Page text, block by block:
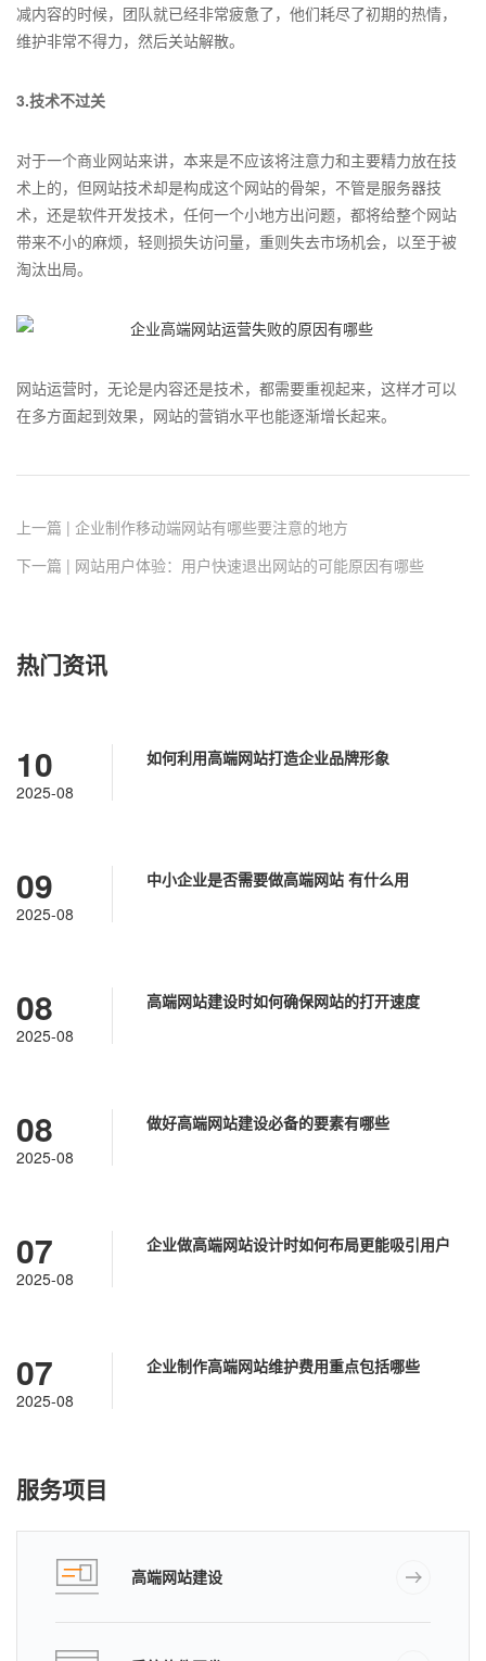
减内容的时候，团队就已经非常疲惫了，他们耗尽了初期的热情，
维护非常不得力，然后关站解散。
3.技术不过关
对于一个商业网站来讲，本来是不应该将注意力和主要精力放在技
术上的，但网站技术却是构成这个网站的骨架，不管是服务器技
术，还是软件开发技术，任何一个小地方出问题，都将给整个网站
带来不小的麻烦，轻则损失访问量，重则失去市场机会，以至于被
淘汰出局。
网站运营时，无论是内容还是技术，都需要重视起来，这样才可以
在多方面起到效果，网站的营销水平也能逐渐增长起来。
上一篇 | 企业制作移动端网站有哪些要注意的地方
下一篇 | 网站用户体验：用户快速退出网站的可能原因有哪些
热门资讯
10
2025-08
如何利用高端网站打造企业品牌形象
09
2025-08
中小企业是否需要做高端网站 有什么用
08
2025-08
高端网站建设时如何确保网站的打开速度
08
2025-08
做好高端网站建设必备的要素有哪些
07
2025-08
企业做高端网站设计时如何布局更能吸引用户
07
2025-08
企业制作高端网站维护费用重点包括哪些
服务项目
高端网站建设